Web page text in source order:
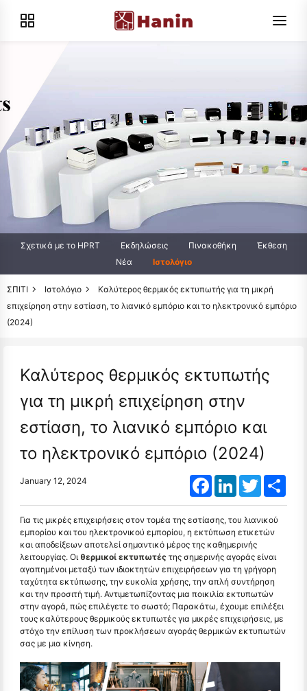
Σχετικά με το HPRT Εκδηλώσεις Πινακοθήκη
Έκθεση
Νέα
Ιστολόγιο
ΣΠΙΤΙ Ιστολόγιο
Καλύτερος θερμικός εκτυπωτής για τη μικρή
επιχείρηση στην εστίαση, το λιανικό εμπόριο και το ηλεκτρονικό εμπόριο
(2024)
Καλύτερος θερμικός εκτυπωτής
για τη μικρή επιχείρηση στην
εστίαση, το λιανικό εμπόριο και
το ηλεκτρονικό εμπόριο (2024)
January 12, 2024 FacebookLinkedInTwitter
Για τις μικρές επιχειρήσεις στον τομέα της εστίασης, του λιανικού
εμπορίου και του ηλεκτρονικού εμπορίου, η εκτύπωση ετικετών
και αποδείξεων αποτελεί σημαντικό μέρος της καθημερινής
λειτουργίας. Οι θερμικοί εκτυπωτές της σημερινής αγοράς είναι
αγαπημένοι μεταξύ των ιδιοκτητών επιχειρήσεων για τη γρήγορη
ταχύτητα εκτύπωσης, την ευκολία χρήσης, την απλή συντήρηση
και την προσιτή τιμή. Αντιμετωπίζοντας μια ποικιλία εκτυπωτών
στην αγορά, πώς επιλέγετε το σωστό; Παρακάτω, έχουμε επιλέξει
τους καλύτερους θερμικούς εκτυπωτές για μικρές επιχειρήσεις, με
στόχο την επίλυση των προκλήσεων αγοράς θερμικών εκτυπωτών
σας με μια κίνηση.